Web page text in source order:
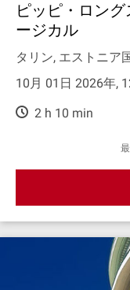
ピッピ・ロン
ージカル
タリン, エストニア
10月 01日 2026年,
2 h 10 min